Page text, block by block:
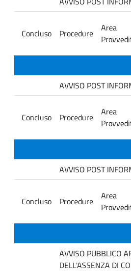
Concluso Procedure
Area
AVVISO POST
Concluso Procedure
Area
AVVISO POST
Concluso Procedure
Area
AVVISO PUBBLICO
DELL'ASSENZA DI